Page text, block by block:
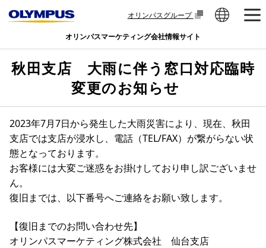
オリンパスグループ
オリンパスマーケティング会社情報サイト
秋田支店 大雨に伴う窓口対応臨時
変更のお知らせ
2023年7月7日から発生した大雨災害により、現在、秋田
支店では支店が浸水し、電話（TEL/FAX）が繋がらない状
態となっております。
お客様には大変ご迷惑をお掛けしており申し訳ございませ
ん。
復旧までは、以下番号へご連絡をお願い致します。
【復旧までのお問い合わせ先】
オリンパスマーケティング株式会社 仙台支店